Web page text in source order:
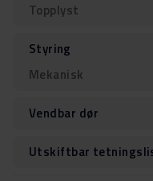
Topplyst
Styring
Mekanisk
Vendbar dør
Utskiftbar